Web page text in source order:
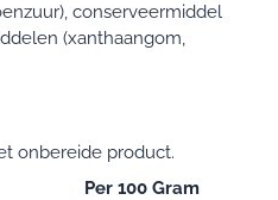
conserveermiddel
(xanthaangom,
onbereide product.
Per 100 Gram